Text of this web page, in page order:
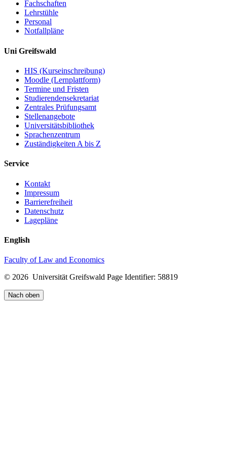
Fachschaften
Lehrstühle
Personal
Notfallpläne
Uni Greifswald
HIS (Kurseinschreibung)
Moodle (Lernplattform)
Termine und Fristen
Studierendensekretariat
Zentrales Prüfungsamt
Stellenangebote
Universitätsbibliothek
Sprachenzentrum
Zuständigkeiten A bis Z
Service
Kontakt
Impressum
Barrierefreiheit
Datenschutz
Lagepläne
English
Faculty of Law and Economics
© 2026 Universität Greifswald Page Identifier: 58819
Nach oben